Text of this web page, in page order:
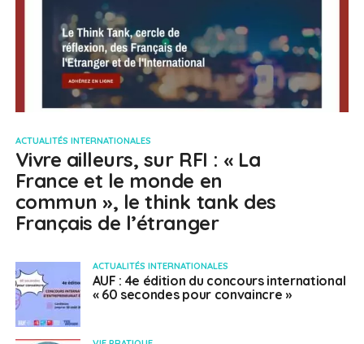
ACTUALITÉS INTERNATIONALES
Vivre ailleurs, sur RFI : « La
France et le monde en
commun », le think tank des
Français de l’étranger
ACTUALITÉS INTERNATIONALES
AUF : 4e édition du concours international
« 60 secondes pour convaincre »